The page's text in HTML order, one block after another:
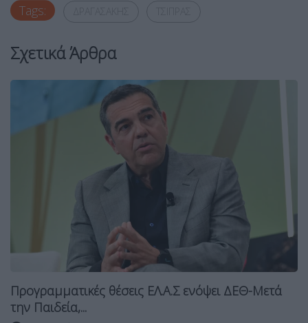
Tags:
Σχετικά Άρθρα
Προγραμματικές θέσεις ΕΛ.Α.Σ ενόψει ΔΕΘ-Μετά
την Παιδεία,...